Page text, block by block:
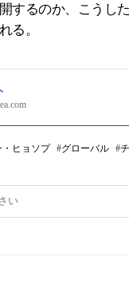
するのか、こうし
る。
・ヒョソプ グローバル